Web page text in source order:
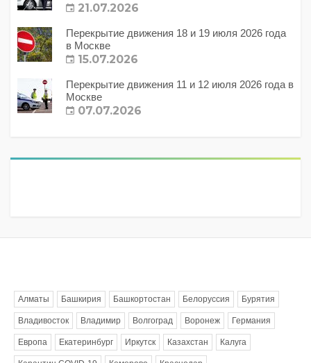
21.07.2026
Перекрытие движения 18 и 19 июля 2026 года
в Москве
15.07.2026
Перекрытие движения 11 и 12 июля 2026 года в
Москве
07.07.2026
Алматы Башкирия Башкортостан Белоруссия Бурятия
Владивосток Владимир Волгоград Воронеж Германия
Европа Екатеринбург Иркутск Казахстан Калуга